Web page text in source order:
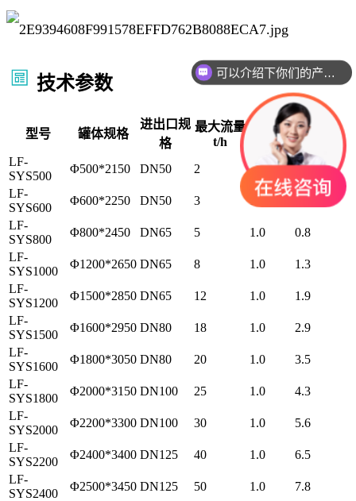
技术参数
型号 罐体规格
进出口规
格
最大流量
t/h
压力
MPa
滤料
（吨）
LF-
SYS500
Φ500*2150 DN50 2 1.0
0.35
LF-
SYS600
Φ600*2250 DN50 3 1.0
0.5
LF-
SYS800
Φ800*2450 DN65 5 1.0
0.8
LF-
SYS1000
Φ1200*2650 DN65 8 1.0
1.3
LF-
SYS1200
Φ1500*2850 DN65 12 1.0
1.9
LF-
SYS1500
Φ1600*2950 DN80 18 1.0
2.9
LF-
SYS1600
Φ1800*3050 DN80 20 1.0
3.5
LF-
SYS1800
Φ2000*3150 DN100 25 1.0
4.3
LF-
SYS2000
Φ2200*3300 DN100 30 1.0
5.6
LF-
SYS2200
Φ2400*3400 DN125 40 1.0
6.5
LF-
SYS2400
Φ2500*3450 DN125 50 1.0
7.8
可以介绍下你们的产品么